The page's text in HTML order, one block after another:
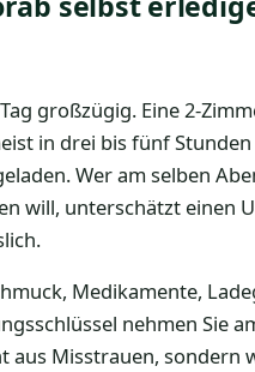
großzügig. Eine 2-
in drei bis fünf
Wer am selben
will, unterschätzt einen
Medikamente,
nehmen Sie
aus Misstrauen, sondern